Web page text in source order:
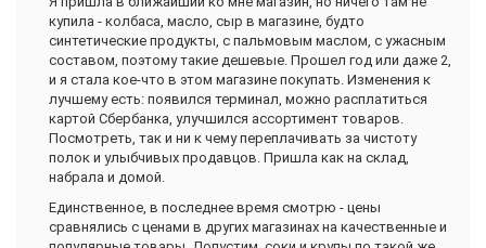
Склад небольшой, товар сгруппирован по группам -
бытовая химия плавно переходит в посуду, потом в
текстиль, консервы, заморозка, конфеты, печеные
сладости, арахис, фундук, финики, семечки, курага...
Пропустила обувь))
Есть отдельный зал, прикрытый плотным целлофаном, где
расположены колбасы, сыры, масла, и что-то еще, но
пришлось быстро оттуда выскочить - это не просто зал, а
отсек-холодильник)) В следующий раз специально возьму
ветровку, чтобы изучить товар поближе))
Цены, конечно, очень привлекательны и существенно
купила - колбаса, масло, сыр в магазине, будто
синтетические продукты, с пальмовым маслом, с ужасным
составом, поэтому такие дешевые. Прошел год или даже 2,
и я стала кое-что в этом магазине покупать. Изменения к
лучшему есть: появился терминал, можно расплатиться
картой Сбербанка, улучшился ассортимент товаров.
Посмотреть, так и ни к чему переплачивать за чистоту
полок и улыбчивых продавцов. Пришла как на склад,
набрала и домой.
Единственное, в последнее время смотрю - цены
сравнялись с ценами в других магазинах на качественные и